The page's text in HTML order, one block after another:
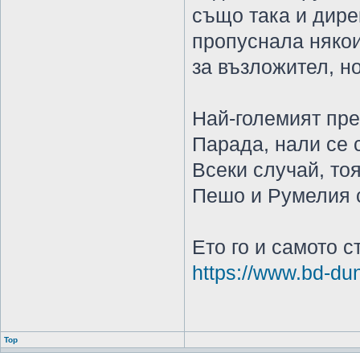
също така и
пропуснала
за възложител,
Най-големият
Парада, нали се
Всеки случай,
Пешо и Румелия
Ето го и самото
https://www.bd-
Top